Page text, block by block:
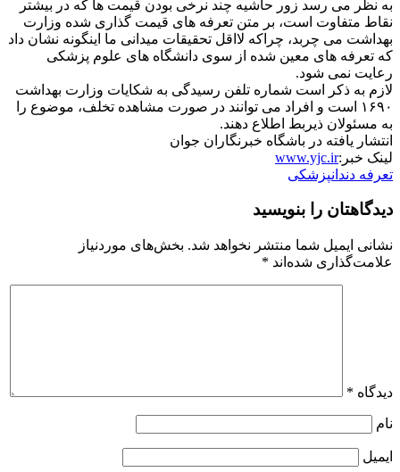
به نظر می رسد زور حاشیه چند نرخی بودن قیمت ها که در بیشتر
نقاط متفاوت است، بر متن تعرفه های قیمت گذاری شده وزارت
بهداشت می چربد، چراکه لااقل تحقیقات میدانی ما اینگونه نشان داد
که تعرفه های معین شده از سوی دانشگاه های علوم پزشکی
رعایت نمی شود.
لازم به ذکر است شماره تلفن رسیدگی به شکایات وزارت بهداشت
۱۶۹۰ است و افراد می توانند در صورت مشاهده تخلف، موضوع را
به مسئولان ذیربط اطلاع دهند.
انتشار یافته در باشگاه خبرنگاران جوان
لینک خبر:www.yjc.ir
تعرفه دندانپزشکی
دیدگاهتان را بنویسید
نشانی ایمیل شما منتشر نخواهد شد. بخش‌های موردنیاز
علامت‌گذاری شده‌اند *
دیدگاه *
نام
ایمیل